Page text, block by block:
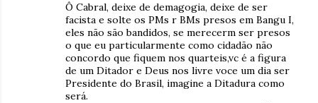
Ô Cabral, deixe de demagogia, deixe de ser
facista e solte os PMs r BMs presos em Bangu I,
eles não são bandidos, se merecerm ser presos
o que eu particularmente como cidadão não
concordo que fiquem nos quarteis,vc é a figura
de um Ditador e Deus nos livre voce um dia ser
Presidente do Brasil, imagine a Ditadura como
será.